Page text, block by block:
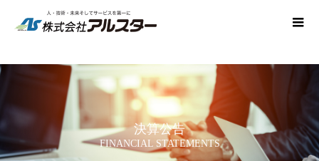
決算公告
FINANCIAL STATEMENTS